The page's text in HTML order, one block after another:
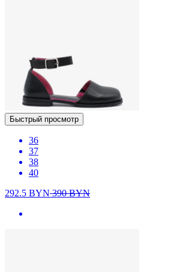
Быстрый просмотр
36
37
38
40
292.5 BYN390BYN